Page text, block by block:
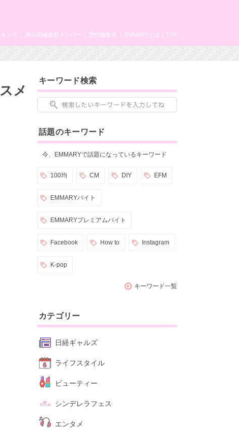
TOP
EMMARYとは
歴代編集長
JK&JD編集部メンバー
ング
メ
キーワード検索
話題のキーワード
今、EMMARYで話題になっているキーワード
100均 CM DIY EFM
EMMARYバイト
EMMARYプレミアムバイト
Facebook How to Instagram
K-pop
キーワード一覧
カテゴリー
日経ギャルズ
ライフスタイル
ビューティー
シンデレラフェス
エンタメ